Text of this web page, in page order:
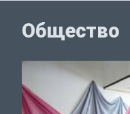
Общество